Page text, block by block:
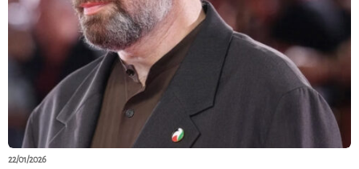
22/01/2026